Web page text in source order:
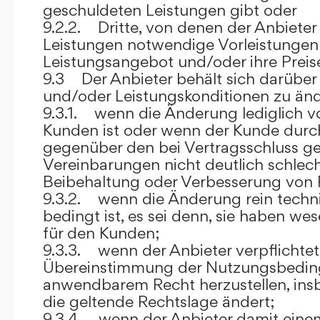
geschuldeten Leistungen gibt oder
9.2.2. Dritte, von denen der Anbieter
Leistungen notwendige
Leistungsangebot und/oder ihre
9.3 Der Anbieter behält sich darüber
und/oder Leistungskonditionen zu
9.3.1. wenn die Änderung lediglich
Kunden ist oder wenn der Kunde
gegenüber den bei Vertragsschluss
Vereinbarungen nicht deutlich
Beibehaltung oder Verbesserung
9.3.2. wenn die Änderung rein
bedingt ist, es sei denn, sie haben
für den Kunden;
9.3.3. wenn der Anbieter verpflichtet
Übereinstimmung der
anwendbarem Recht herzustellen,
die geltende Rechtslage ändert;